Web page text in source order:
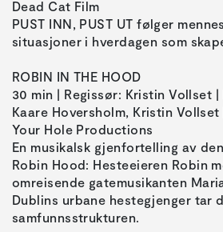
Dead Cat Film
PUST INN, PUST UT følger
situasjoner i hverdagen som
ROBIN IN THE HOOD
30 min | Regissør: Kristin Vollset
Kaare Hoversholm, Kristin Vollset
Your Hole Productions
En musikalsk gjenfortelling av
Robin Hood: Hesteeieren Robin
omreisende gatemusikanten
Dublins urbane hestegjenger tar
samfunnsstrukturen.